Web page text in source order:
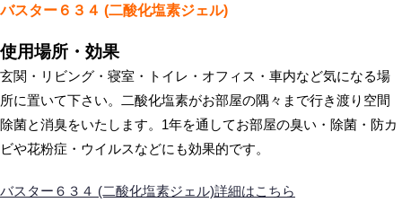
バスター６３４ (二酸化塩素ジェル)
使用場所・効果
玄関・リビング・寝室・トイレ・オフィス・車内など気になる場
所に置いて下さい。二酸化塩素がお部屋の隅々まで行き渡り空間
除菌と消臭をいたします。1年を通してお部屋の臭い・除菌・防カ
ビや花粉症・ウイルスなどにも効果的です。
バスター６３４ (二酸化塩素ジェル)詳細はこちら